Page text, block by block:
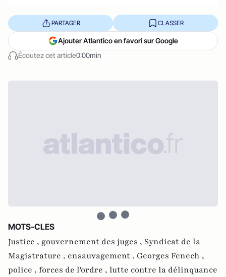
Écoutez cet article0:00min
PARTAGER CLASSER
Ajouter Atlantico en favori sur Google
MOTS-CLES
Justice , gouvernement des juges , Syndicat de la
Magistrature , ensauvagement , Georges Fenech ,
police , forces de l'ordre , lutte contre la délinquance